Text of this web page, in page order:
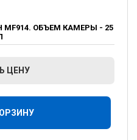
ОБЪЕМ КАМЕРЫ - 25
ЦЕНУ